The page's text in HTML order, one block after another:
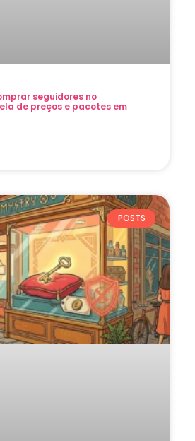
seguidores no
de preços e pacotes em
POSTS